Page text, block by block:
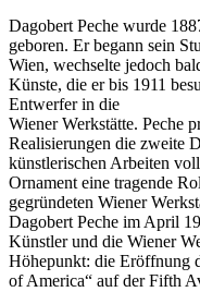
Dagobert Peche wurde
geboren. Er begann sein
Wien, wechselte jedoch
Künste, die er bis 1911
Entwerfer in die
Wiener Werkstätte. Peche
Realisierungen die zweite
künstlerischen Arbeiten
Ornament eine tragende
gegründeten Wiener
Dagobert Peche im April
Künstler und die Wiener
Höhepunkt: die Eröffnung
of America“ auf der Fifth